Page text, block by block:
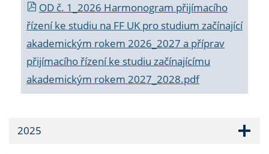
OD č. 1_2026 Harmonogram přijímacího
řízení ke studiu na FF UK pro studium začínající
akademickým rokem 2026_2027 a příprav
přijímacího řízení ke studiu začínajícímu
akademickým rokem 2027_2028.pdf
2025